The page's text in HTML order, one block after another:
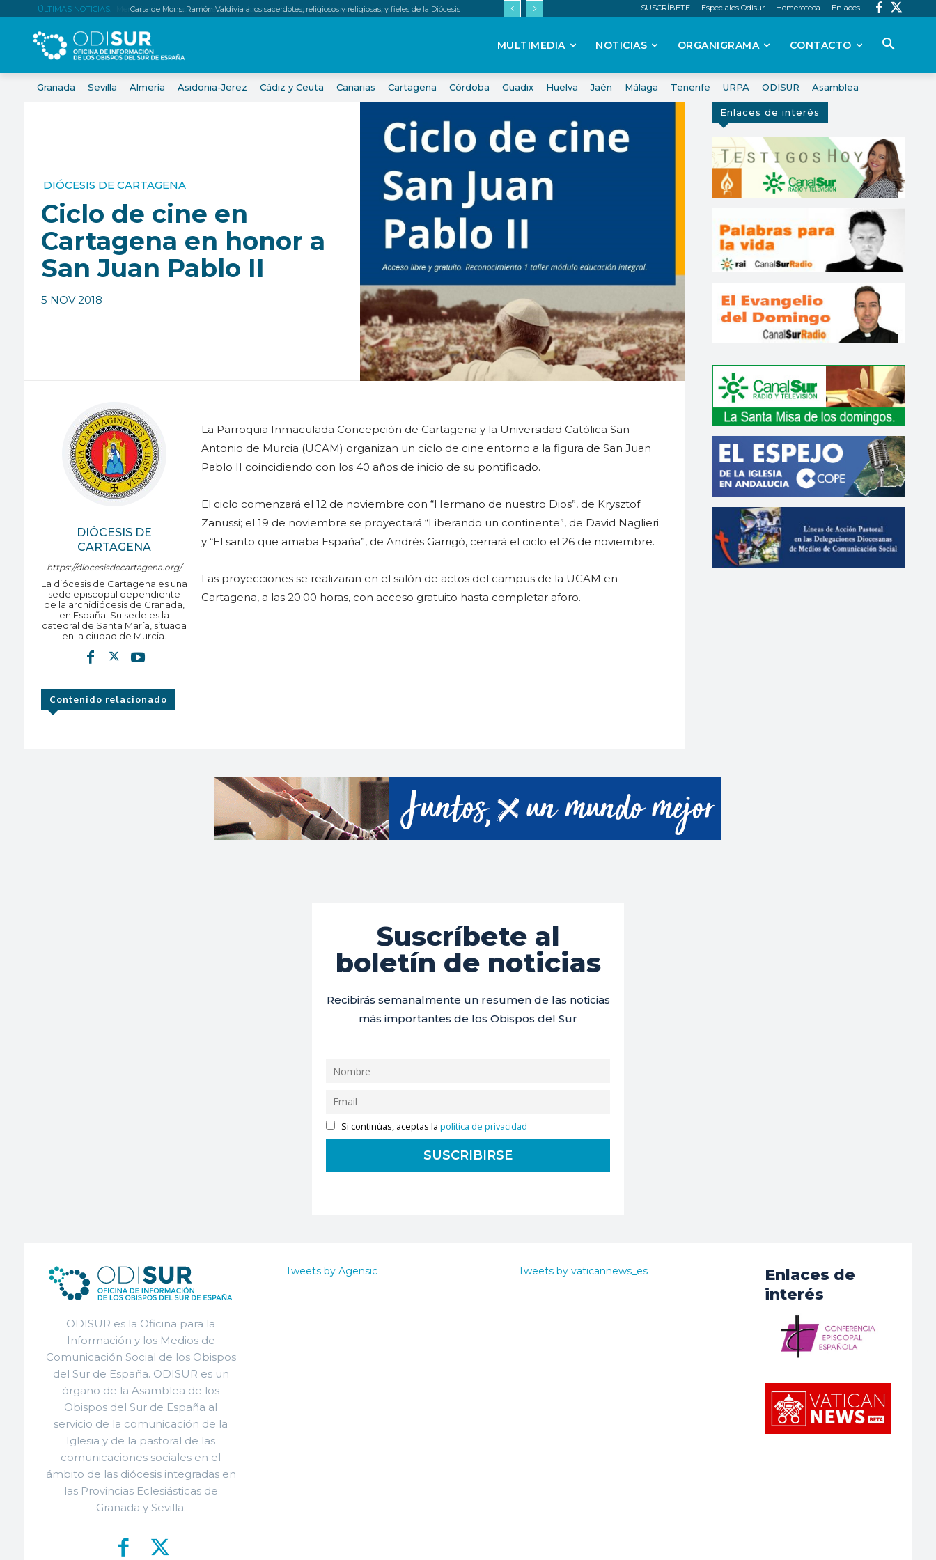
ÚLTIMAS NOTICIAS: Carta de Mons. Ramón Valdivia a los sacerdotes, religiosos y religiosas, y fieles de la Diócesis SUSCRÍBETE Especiales Odisur Hemeroteca Enlaces
MULTIMEDIA NOTICIAS ORGANIGRAMA CONTACTO
Granada Sevilla Almería Asidonia-Jerez Cádiz y Ceuta Canarias Cartagena Córdoba Guadix Huelva Jaén Málaga Tenerife URPA ODISUR Asamblea
DIÓCESIS DE CARTAGENA
Ciclo de cine en
Cartagena en honor a
San Juan Pablo II
5 NOV 2018
DIÓCESIS DE
CARTAGENA
https://diocesisdecartagena.org/
La diócesis de Cartagena es una
sede episcopal dependiente
de la archidiócesis de Granada,
en España. Su sede es la
catedral de Santa María, situada
en la ciudad de Murcia.
La Parroquia Inmaculada Concepción de Cartagena y la Universidad Católica San
Antonio de Murcia (UCAM) organizan un ciclo de cine entorno a la figura de San Juan
Pablo II coincidiendo con los 40 años de inicio de su pontificado.
El ciclo comenzará el 12 de noviembre con “Hermano de nuestro Dios”, de Krysztof
Zanussi; el 19 de noviembre se proyectará “Liberando un continente”, de David Naglieri;
y “El santo que amaba España”, de Andrés Garrigó, cerrará el ciclo el 26 de noviembre.
Las proyecciones se realizaran en el salón de actos del campus de la UCAM en
Cartagena, a las 20:00 horas, con acceso gratuito hasta completar aforo.
Contenido relacionado
Enlaces de interés
Suscríbete al
boletín de noticias
Recibirás semanalmente un resumen de las noticias
más importantes de los Obispos del Sur
Si continúas, aceptas lapolítica de privacidad
ODISUR es la Oficina para la
Información y los Medios de
Comunicación Social de los Obispos
del Sur de España. ODISUR es un
órgano de la Asamblea de los
Obispos del Sur de España al
servicio de la comunicación de la
Iglesia y de la pastoral de las
comunicaciones sociales en el
ámbito de las diócesis integradas en
las Provincias Eclesiásticas de
Granada y Sevilla.
Tweets by Agensic Tweets by vaticannews_es
Enlaces de
interés